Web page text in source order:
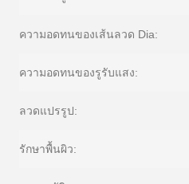
ความอดทนของเส้นลวด Dia:
ความอดทนของรูรับแสง:
ลวดแปรรูป:
รักษาพื้นผิว: